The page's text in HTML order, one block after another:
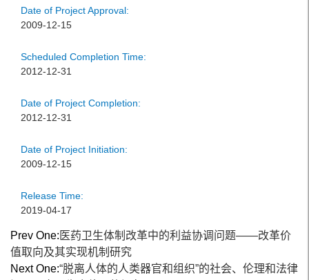
Date of Project Approval:
2009-12-15
Scheduled Completion Time:
2012-12-31
Date of Project Completion:
2012-12-31
Date of Project Initiation:
2009-12-15
Release Time:
2019-04-17
Prev One: 医药卫生体制改革中的利益协调问题——改革价
值取向及其实现机制研究
Next One:“脱离人体的人类器官和组织”的社会、伦理和法律